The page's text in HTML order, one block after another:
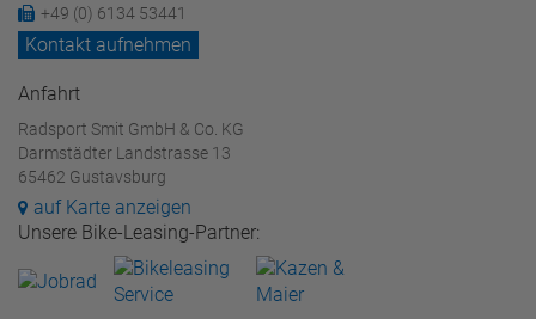
+49 (0) 6134 53441
Kontakt aufnehmen
Anfahrt
Radsport Smit GmbH & Co. KG
Darmstädter Landstrasse 13
65462 Gustavsburg
auf Karte anzeigen
Unsere Bike-Leasing-Partner: